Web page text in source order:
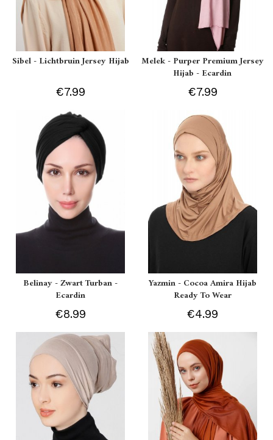
Sibel - Lichtbruin Jersey Hijab
€7.99
Melek - Purper Premium Jersey
Hijab - Ecardin
€7.99
Belinay - Zwart Turban -
Ecardin
€8.99
Yazmin - Cocoa Amira Hijab
Ready To Wear
€4.99